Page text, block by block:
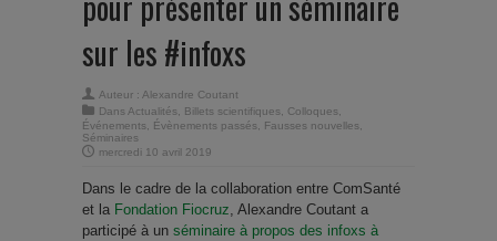
sur les #infoxs
Auteur : Alexandre Coutant
Dans Actualités Billets scientifiques Colloques
Événements
Évènements passés Fausses nouvelles
Séminaires
mercredi 10 avril 2019
Dans le cadre de la collaboration entre ComSanté
et la Fondation Fiocruz , Alexandre Coutant a
participé à un séminaire à propos des infoxs à